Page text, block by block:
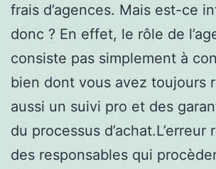
frais d’agences. Mais est-ce
donc ? En effet, le rôle de
consiste pas simplement à
bien dont vous avez toujours
aussi un suivi pro et des
du processus d’achat.L’erreur
des responsables qui